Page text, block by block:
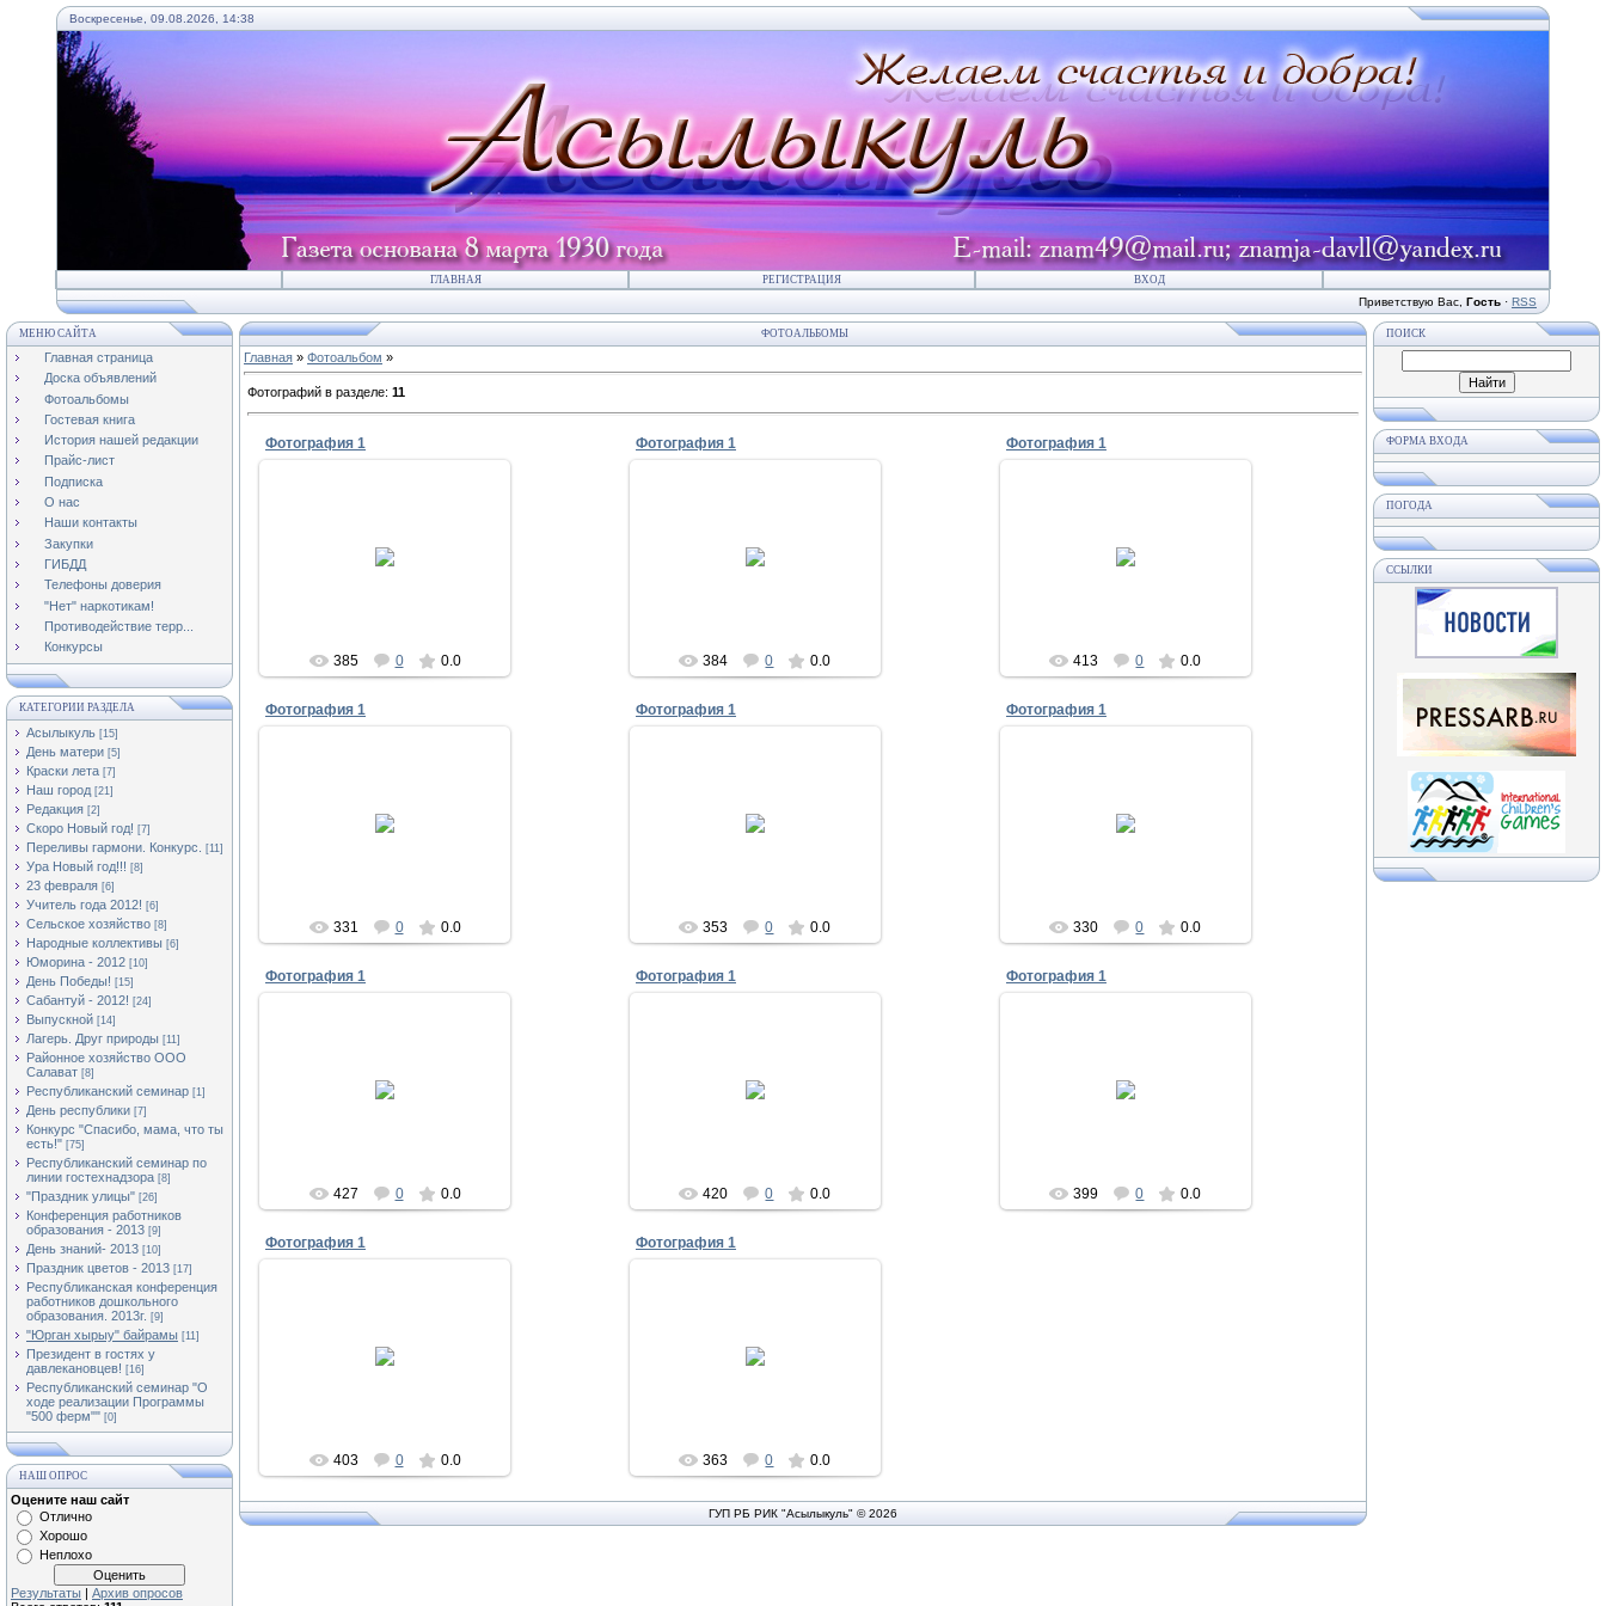
Воскресенье, 09.08.2026, 14:38
ГЛАВНАЯ РЕГИСТРАЦИЯ ВХОД
Приветствую Вас Гость · RSS
МЕНЮ САЙТА
Главная страница
Доска объявлений
Фотоальбомы
Гостевая книга
История нашей редакции
Прайс-лист
Подписка
О нас
Наши контакты
Закупки
ГИБДД
Телефоны доверия
"Нет" наркотикам!
Противодействие терр...
Конкурсы
КАТЕГОРИИ РАЗДЕЛА
Асылыкуль [15]
День матери [5]
Краски лета [7]
Наш город [21]
Редакция [2]
Скоро Новый год! [7]
Переливы гармони. Конкурс. [11]
Ура Новый год!!! [8]
23 февраля [6]
Учитель года 2012! [6]
Сельское хозяйство [8]
Народные коллективы [6]
Юморина - 2012 [10]
День Победы! [15]
Сабантуй - 2012! [24]
Выпускной [14]
Лагерь. Друг природы [11]
Районное хозяйство ООО
Салават [8]
Республиканский семинар [1]
День республики [7]
Конкурс "Спасибо, мама, что ты
есть!" [75]
Республиканский семинар по
линии гостехнадзора [8]
"Праздник улицы" [26]
Конференция работников
образования - 2013 [9]
День знаний- 2013 [10]
Праздник цветов - 2013 [17]
Республиканская конференция
работников дошкольного
образования. 2013г. [9]
"Юрган хырыу" байрамы [11]
Президент в гостях у
давлекановцев! [16]
Республиканский семинар "О
ходе реализации Программы
"500 ферм"" [0]
НАШ ОПРОС
Оцените наш сайт
Отлично
Хорошо
Неплохо
Результаты | Архив опросов
ФОТОАЛЬБОМЫ
Главная » Фотоальбом »
Фотографий в разделе: 11
Фотография 1
385 0 0.0
Фотография 1
384 0 0.0
Фотография 1
413 0 0.0
Фотография 1
331 0 0.0
Фотография 1
353 0 0.0
Фотография 1
330 0 0.0
Фотография 1
427 0 0.0
Фотография 1
420 0 0.0
Фотография 1
399 0 0.0
Фотография 1
403 0 0.0
Фотография 1
363 0 0.0
ГУП РБ РИК "Асылыкуль" © 2026
ПОИСК
ФОРМА ВХОДА
ПОГОДА
ССЫЛКИ